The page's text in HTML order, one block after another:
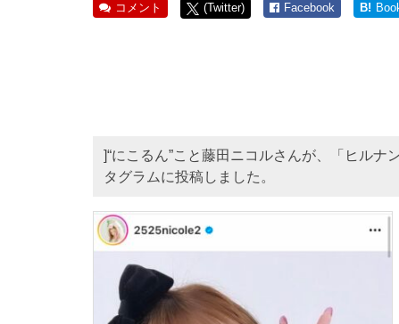
コメント (Twitter) Facebook B!
]“にこるん”こと藤田ニコルさんが、「ヒル
タグラムに投稿しました。